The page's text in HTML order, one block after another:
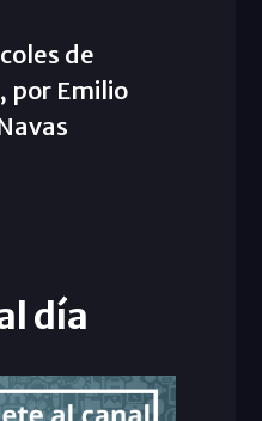
de
por Emilio
día